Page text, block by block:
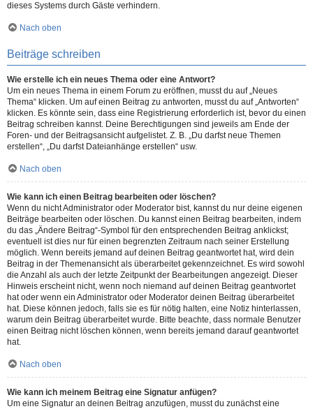
dieses Systems durch Gäste verhindern.
Nach oben
Beiträge schreiben
Wie erstelle ich ein neues Thema oder eine Antwort?
Um ein neues Thema in einem Forum zu eröffnen, musst du auf „Neues
Thema“ klicken. Um auf einen Beitrag zu antworten, musst du auf „Antworten“
klicken. Es könnte sein, dass eine Registrierung erforderlich ist, bevor du einen
Beitrag schreiben kannst. Deine Berechtigungen sind jeweils am Ende der
Foren- und der Beitragsansicht aufgelistet. Z. B. „Du darfst neue Themen
erstellen“, „Du darfst Dateianhänge erstellen“ usw.
Nach oben
Wie kann ich einen Beitrag bearbeiten oder löschen?
Wenn du nicht Administrator oder Moderator bist, kannst du nur deine eigenen
Beiträge bearbeiten oder löschen. Du kannst einen Beitrag bearbeiten, indem
du das „Ändere Beitrag“-Symbol für den entsprechenden Beitrag anklickst;
eventuell ist dies nur für einen begrenzten Zeitraum nach seiner Erstellung
möglich. Wenn bereits jemand auf deinen Beitrag geantwortet hat, wird dein
Beitrag in der Themenansicht als überarbeitet gekennzeichnet. Es wird sowohl
die Anzahl als auch der letzte Zeitpunkt der Bearbeitungen angezeigt. Dieser
Hinweis erscheint nicht, wenn noch niemand auf deinen Beitrag geantwortet
hat oder wenn ein Administrator oder Moderator deinen Beitrag überarbeitet
hat. Diese können jedoch, falls sie es für nötig halten, eine Notiz hinterlassen,
warum dein Beitrag überarbeitet wurde. Bitte beachte, dass normale Benutzer
einen Beitrag nicht löschen können, wenn bereits jemand darauf geantwortet
hat.
Nach oben
Wie kann ich meinem Beitrag eine Signatur anfügen?
Um eine Signatur an deinen Beitrag anzufügen, musst du zunächst eine